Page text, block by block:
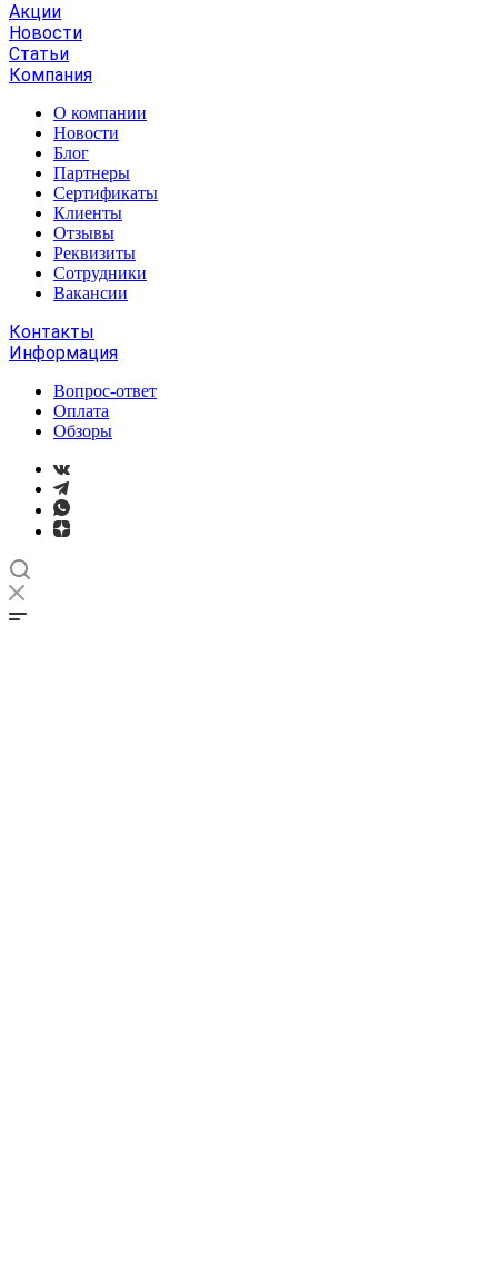
Акции
Новости
Статьи
Компания
О компании
Новости
Блог
Партнеры
Сертификаты
Клиенты
Отзывы
Реквизиты
Сотрудники
Вакансии
Контакты
Информация
Вопрос-ответ
Оплата
Обзоры